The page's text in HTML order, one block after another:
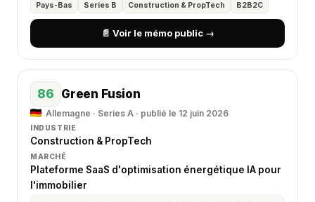
Pays-Bas Series B Construction & PropTech B2B2C
📄 Voir le mémo public →
86 Green Fusion
Allemagne · Series A · publié le 12 juin 2026
INDUSTRIE
Construction & PropTech
MARCHÉ
Plateforme SaaS d'optimisation énergétique IA pour
l'immobilier